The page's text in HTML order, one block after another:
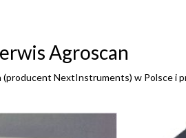
Agroscan
NextInstruments) w Polsce i